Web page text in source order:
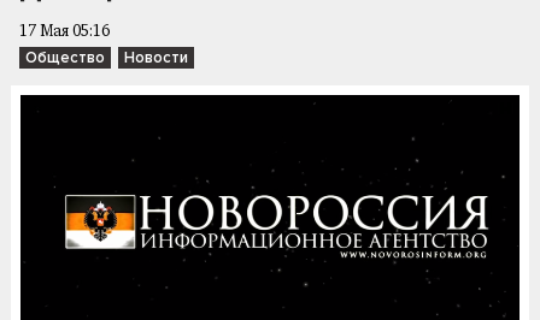
17 Мая 05:16
Общество Новости